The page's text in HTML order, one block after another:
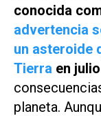
conocida
advertencia
un asteroide
Tierra en
planeta.